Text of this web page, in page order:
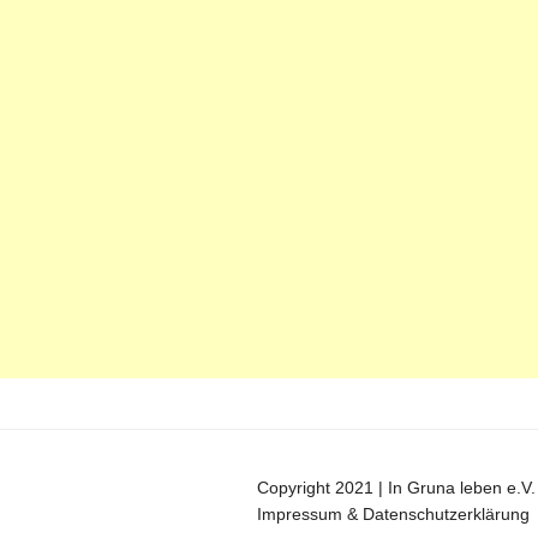
Copyright 2021 | In Gruna leben e.V.
Impressum & Datenschutzerklärung